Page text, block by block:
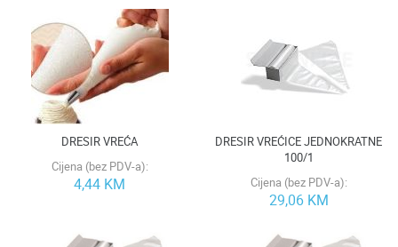
DRESIR VREĆA
Cijena (bez PDV-a):
4,44 KM
DRESIR VREĆICE JEDNOKRATNE
100/1
Cijena (bez PDV-a):
29,06 KM